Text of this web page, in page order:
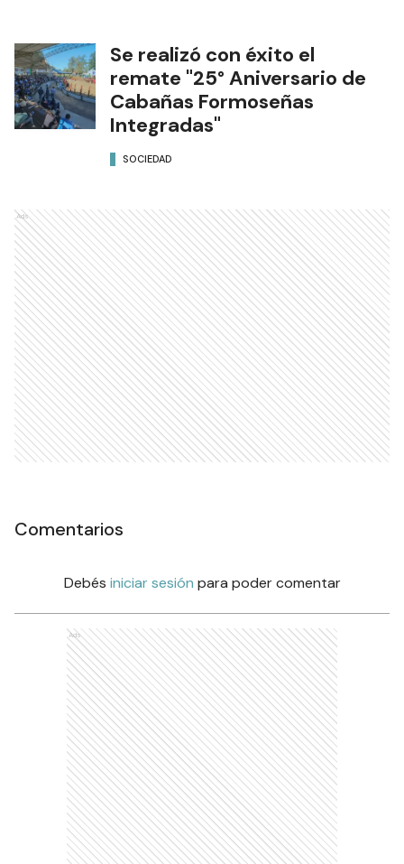
Se realizó con éxito el
remate "25° Aniversario de
Cabañas Formoseñas
Integradas"
SOCIEDAD
Ads
Comentarios
Debés iniciar sesión para poder comentar
Ads